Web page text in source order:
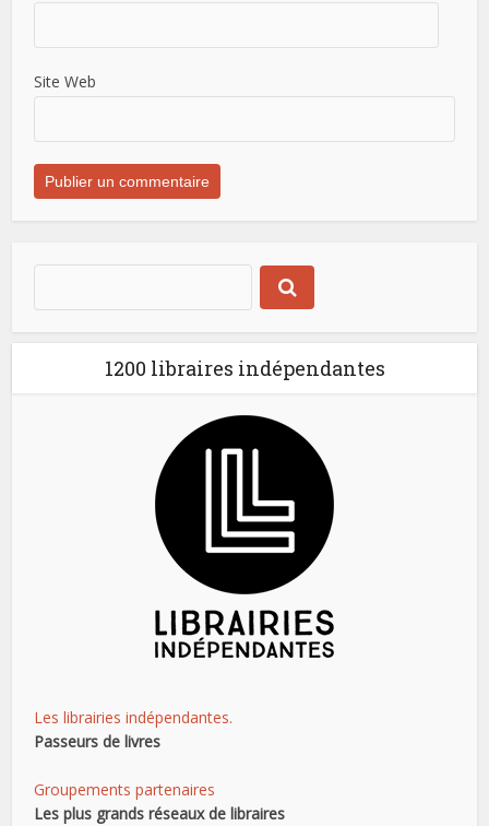
Site Web
1200 libraires indépendantes
Les librairies indépendantes.
Passeurs de livres
Groupements partenaires
Les plus grands réseaux de libraires